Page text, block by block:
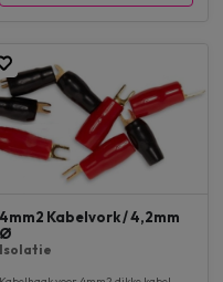
4mm2 Kabelvork / 4,2mm
Ø
Isolatie